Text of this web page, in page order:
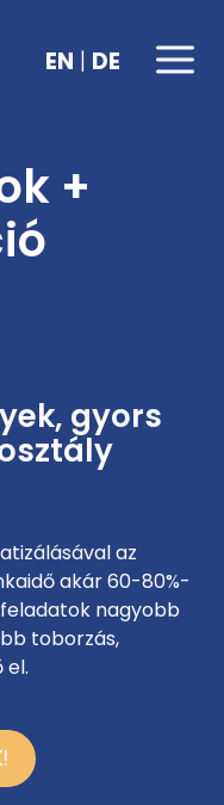
EN | DE
+
gyors
az
akár 60-80%-
nagyobb
toborzás,
el.